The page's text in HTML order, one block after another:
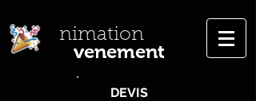
nimation
venement
DEVIS